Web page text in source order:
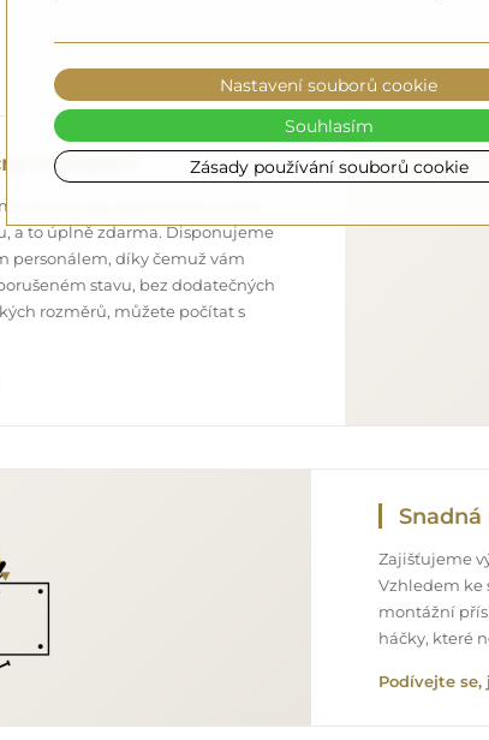
transport
se o to, aby objednané zrcadlo
a to úplně zdarma. Disponujeme
personálem, díky čemuž vám
stavu, bez dodatečných
rozměrů, můžete počítat s
Zajišťujeme
Vzhledem ke
montážní
háčky, které
Podívejte
Zásady používání souborů cookie
Nastavení souborů cookie
Souhlasím